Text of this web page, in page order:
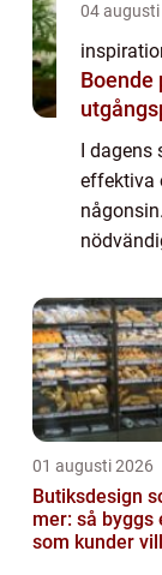
04 augusti
Boende
I dagens
effektiva
01 augusti 2026
Butiksdesign
mer: så byggs
som kunder